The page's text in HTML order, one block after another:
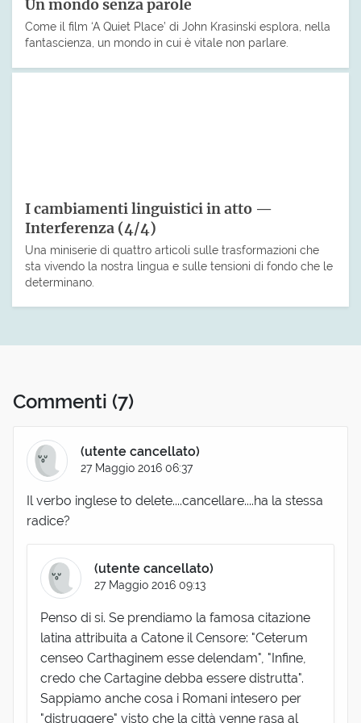
Un mondo senza parole
Come il film ‘A Quiet Place’ di John Krasinski esplora, nella
fantascienza, un mondo in cui è vitale non parlare.
I cambiamenti linguistici in atto —
Interferenza (4/4)
Una miniserie di quattro articoli sulle trasformazioni che
sta vivendo la nostra lingua e sulle tensioni di fondo che le
determinano.
Commenti (7)
(utente cancellato)
27 Maggio 2016 06:37
Il verbo inglese to delete....cancellare....ha la stessa
radice?
(utente cancellato)
27 Maggio 2016 09:13
Penso di si. Se prendiamo la famosa citazione
latina attribuita a Catone il Censore: "Ceterum
censeo Carthaginem esse delendam", "Infine,
credo che Cartagine debba essere distrutta".
Sappiamo anche cosa i Romani intesero per
"distruggere" visto che la città venne rasa al